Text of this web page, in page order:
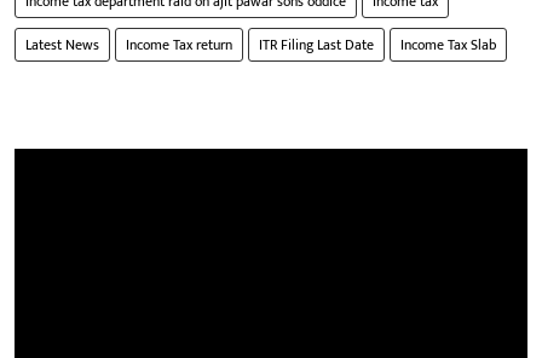
Latest News
Income Tax return ITR Filing Last Date Income Tax Slab